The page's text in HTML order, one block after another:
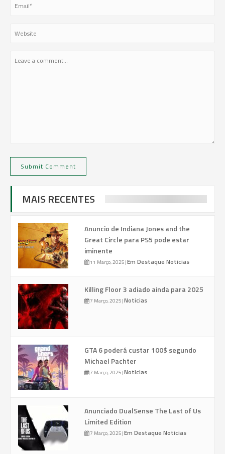
MAIS RECENTES
Anuncio de Indiana Jones and the
Great Circle para PS5 pode estar
iminente
11 Março, 2025|Em Destaque Noticias
Killing Floor 3 adiado ainda para 2025
7 Março, 2025|Noticias
GTA 6 poderá custar 100$ segundo
Michael Pachter
7 Março, 2025|Noticias
Anunciado DualSense The Last of Us
Limited Edition
7 Março, 2025|Em Destaque Noticias